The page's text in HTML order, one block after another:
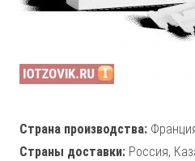
Страна производства:
Страны доставки: Россия,